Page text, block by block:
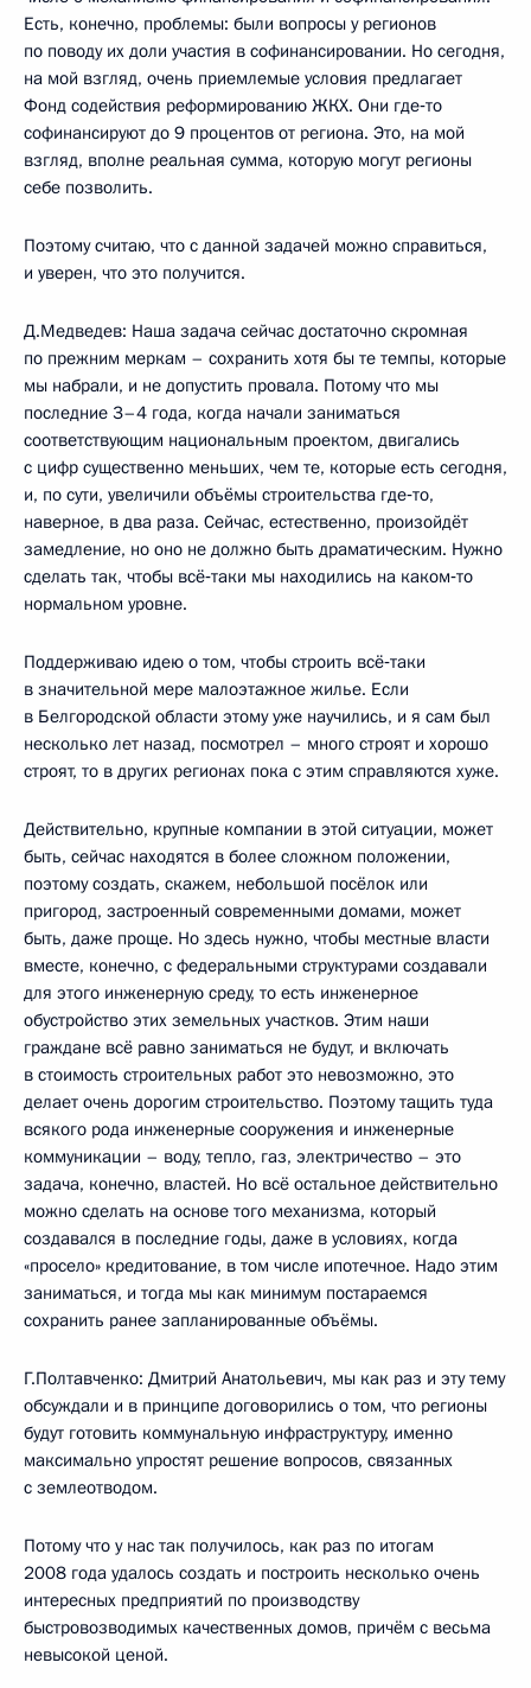
Есть, конечно, проблемы: были вопросы у регионов
по поводу их доли участия в софинансировании. Но сегодня,
на мой взгляд, очень приемлемые условия предлагает
Фонд содействия реформированию ЖКХ. Они где‑то
софинансируют до 9 процентов от региона. Это, на мой
взгляд, вполне реальная сумма, которую могут регионы
себе позволить.
Поэтому считаю, что с данной задачей можно справиться,
и уверен, что это получится.
Д.Медведев: Наша задача сейчас достаточно скромная
по прежним меркам – сохранить хотя бы те темпы, которые
мы набрали, и не допустить провала. Потому что мы
последние 3–4 года, когда начали заниматься
соответствующим национальным проектом, двигались
с цифр существенно меньших, чем те, которые есть сегодня,
и, по сути, увеличили объёмы строительства где‑то,
наверное, в два раза. Сейчас, естественно, произойдёт
замедление, но оно не должно быть драматическим. Нужно
сделать так, чтобы всё‑таки мы находились на каком‑то
нормальном уровне.
Поддерживаю идею о том, чтобы строить всё‑таки
в значительной мере малоэтажное жилье. Если
в Белгородской области этому уже научились, и я сам был
несколько лет назад, посмотрел – много строят и хорошо
строят, то в других регионах пока с этим справляются хуже.
Действительно, крупные компании в этой ситуации, может
быть, сейчас находятся в более сложном положении,
поэтому создать, скажем, небольшой посёлок или
пригород, застроенный современными домами, может
быть, даже проще. Но здесь нужно, чтобы местные власти
вместе, конечно, с федеральными структурами создавали
для этого инженерную среду, то есть инженерное
обустройство этих земельных участков. Этим наши
граждане всё равно заниматься не будут, и включать
в стоимость строительных работ это невозможно, это
делает очень дорогим строительство. Поэтому тащить туда
всякого рода инженерные сооружения и инженерные
коммуникации – воду, тепло, газ, электричество – это
задача, конечно, властей. Но всё остальное действительно
можно сделать на основе того механизма, который
создавался в последние годы, даже в условиях, когда
«просело» кредитование, в том числе ипотечное. Надо этим
заниматься, и тогда мы как минимум постараемся
сохранить ранее запланированные объёмы.
Г.Полтавченко: Дмитрий Анатольевич, мы как раз и эту тему
обсуждали и в принципе договорились о том, что регионы
будут готовить коммунальную инфраструктуру, именно
максимально упростят решение вопросов, связанных
с землеотводом.
Потому что у нас так получилось, как раз по итогам
2008 года удалось создать и построить несколько очень
интересных предприятий по производству
быстровозводимых качественных домов, причём с весьма
невысокой ценой.